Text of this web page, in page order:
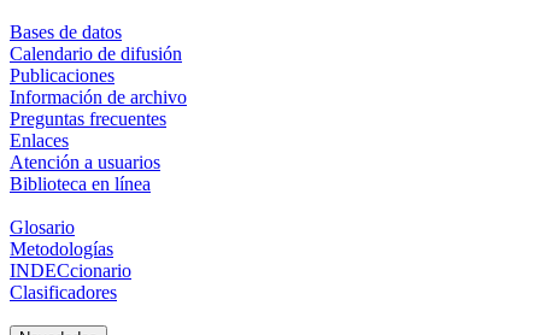
Bases de datos
Calendario de difusión
Publicaciones
Información de archivo
Preguntas frecuentes
Enlaces
Atención a usuarios
Biblioteca en línea
Glosario
Metodologías
INDECcionario
Clasificadores